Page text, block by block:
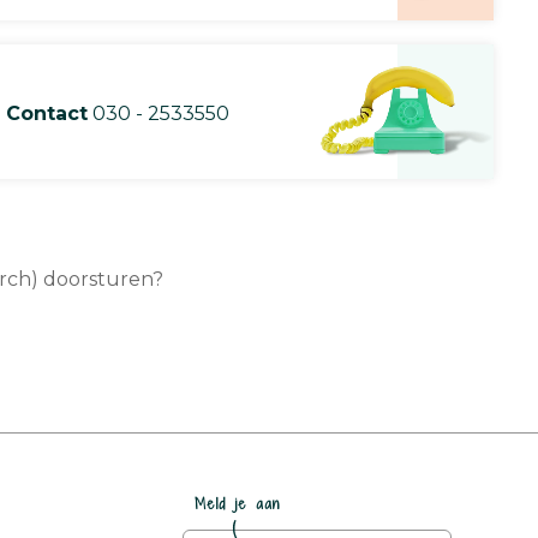
Contact 030 - 2533550
doorsturen?
Meld je aan